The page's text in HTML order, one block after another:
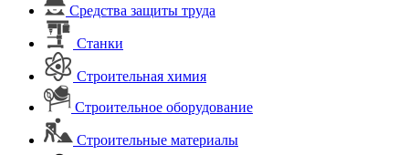
Средства защиты труда
Станки
Строительная химия
Строительное оборудование
Строительные материалы